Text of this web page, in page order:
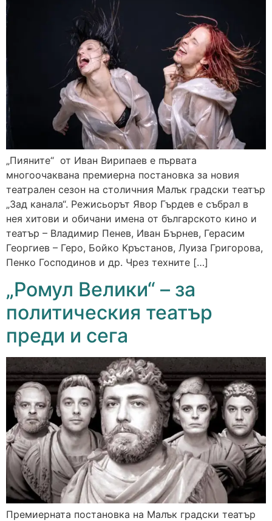
„Пияните“ от Иван Вирипаев е първата
многоочаквана премиерна постановка за новия
театрален сезон на столичния Малък градски театър
„Зад канала“. Режисьорът Явор Гърдев е събрал в
нея хитови и обичани имена от българското кино и
театър – Владимир Пенев, Иван Бърнев, Герасим
Георгиев – Геро, Бойко Кръстанов, Луиза Григорова,
Пенко Господинов и др. Чрез техните […]
„Ромул Велики“ – за
политическия театър
преди и сега
Премиерната постановка на Малък градски театър